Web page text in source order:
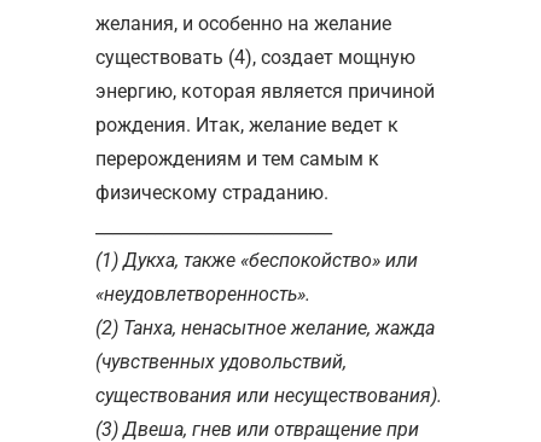
желания, и особенно на желание
существовать (4), создает мощную
энергию, которая является причиной
рождения. Итак, желание ведет к
перерождениям и тем самым к
физическому страданию.
(1) Дукха, также «беспокойство» или
«неудовлетворенность».
(2) Танха, ненасытное желание, жажда
(чувственных удовольствий,
существования или несуществования).
(3) Двеша, гнев или отвращение при